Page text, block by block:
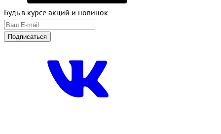
Будь в курсе акций и новинок
Подписаться